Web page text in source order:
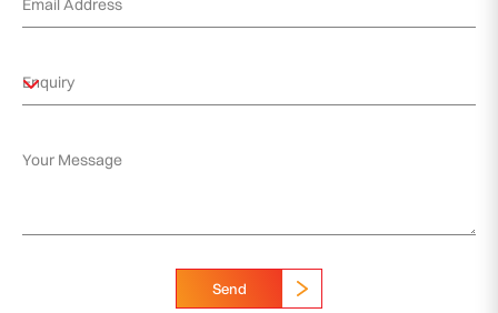
Send